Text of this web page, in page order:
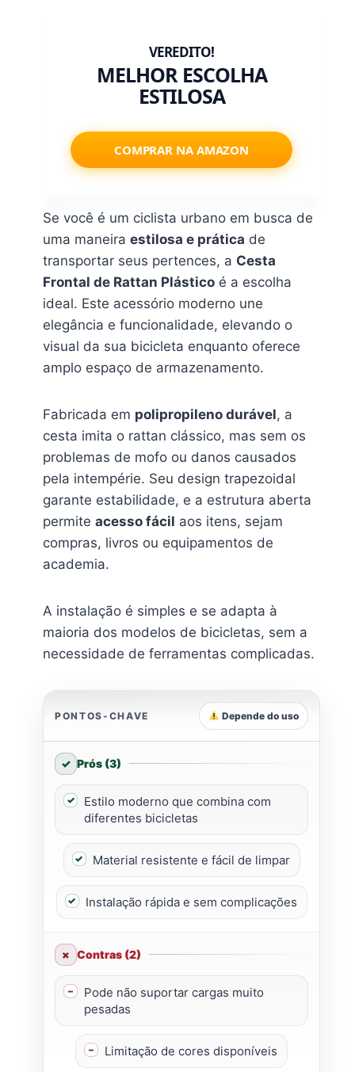
MELHOR ESCOLHA
ESTILOSA
COMPRAR NA AMAZON
Se você é um ciclista urbano em busca de
uma maneira estilosa e prática de
transportar seus pertences, a Cesta
Frontal de Rattan Plástico é a escolha
ideal. Este acessório moderno une
elegância e funcionalidade, elevando o
visual da sua bicicleta enquanto oferece
amplo espaço de armazenamento.
Fabricada em polipropileno durável, a
cesta imita o rattan clássico, mas sem os
problemas de mofo ou danos causados
pela intempérie. Seu design trapezoidal
garante estabilidade, e a estrutura aberta
permite acesso fácil aos itens, sejam
compras, livros ou equipamentos de
academia.
A instalação é simples e se adapta à
maioria dos modelos de bicicletas, sem a
necessidade de ferramentas complicadas.
PONTOS-CHAVE Depende do uso
Prós (3)
Estilo moderno que combina com
diferentes bicicletas
Material resistente e fácil de limpar
Instalação rápida e sem complicações
Contras (2)
Pode não suportar cargas muito
pesadas
Limitação de cores disponíveis